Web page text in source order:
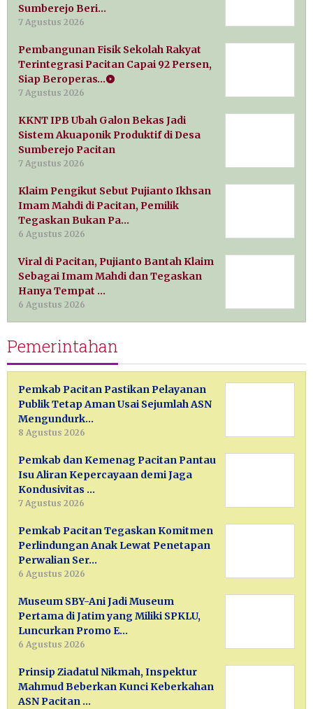
Sumberejo Beri…
7 Agustus 2026
Pembangunan Fisik Sekolah Rakyat
Terintegrasi Pacitan Capai 92 Persen,
Siap Beroperas…
7 Agustus 2026
KKNT IPB Ubah Galon Bekas Jadi
Sistem Akuaponik Produktif di Desa
Sumberejo Pacitan
7 Agustus 2026
Klaim Pengikut Sebut Pujianto Ikhsan
Imam Mahdi di Pacitan, Pemilik
Tegaskan Bukan Pa…
6 Agustus 2026
Viral di Pacitan, Pujianto Bantah Klaim
Sebagai Imam Mahdi dan Tegaskan
Hanya Tempat …
6 Agustus 2026
Pemerintahan
Pemkab Pacitan Pastikan Pelayanan
Publik Tetap Aman Usai Sejumlah ASN
Mengundurk…
8 Agustus 2026
Pemkab dan Kemenag Pacitan Pantau
Isu Aliran Kepercayaan demi Jaga
Kondusivitas …
7 Agustus 2026
Pemkab Pacitan Tegaskan Komitmen
Perlindungan Anak Lewat Penetapan
Perwalian Ser…
6 Agustus 2026
Museum SBY-Ani Jadi Museum
Pertama di Jatim yang Miliki SPKLU,
Luncurkan Promo E…
6 Agustus 2026
Prinsip Ziadatul Nikmah, Inspektur
Mahmud Beberkan Kunci Keberkahan
ASN Pacitan …